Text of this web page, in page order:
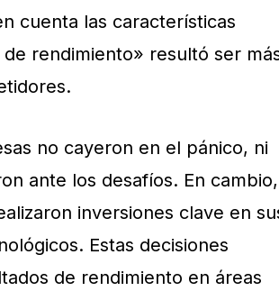
cuenta las características
rendimiento» resultó ser
no cayeron en el pánico, ni
ante los desafíos. En cambio,
inversiones clave en
Estas decisiones
de rendimiento en áreas